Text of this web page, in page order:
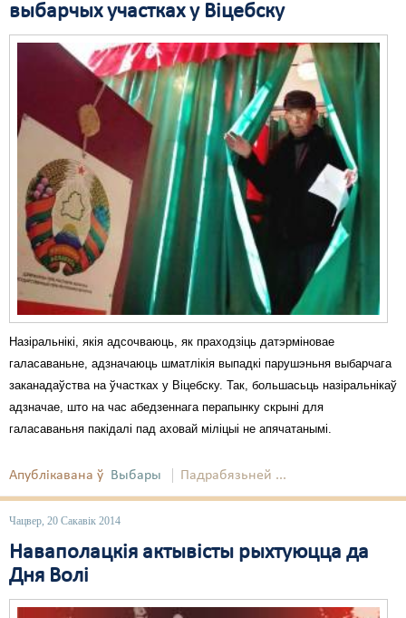
выбарчых участках у Віцебску
Назіральнікі, якія адсочваюць, як праходзіць датэрміновае
галасаваньне, адзначаюць шматлікія выпадкі парушэньня выбарчага
заканадаўства на ўчастках у Віцебску. Так, большасьць назіральнікаў
адзначае, што на час абедзеннага перапынку скрыні для
галасаваньня пакідалі пад аховай міліцыі не апячатанымі.
Апублікавана ў Выбары Падрабязьней ...
Чацвер, 20 Сакавік 2014
Наваполацкія актывісты рыхтуюцца да
Дня Волі